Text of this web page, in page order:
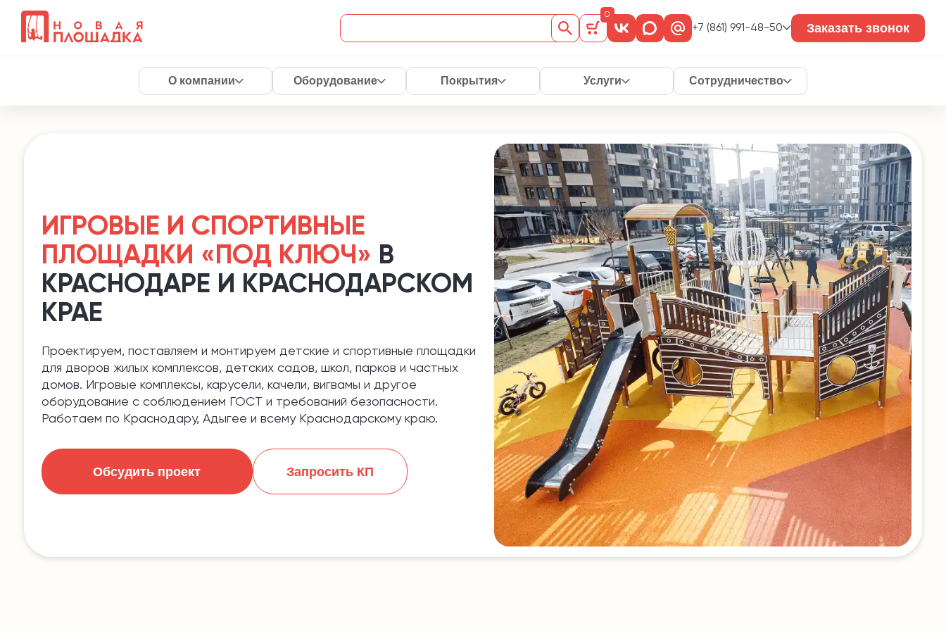
0
+7 (861) 991-48-50 Заказать звонок
О компании Оборудование Покрытия Услуги Сотрудничество
ИГРОВЫЕ И СПОРТИВНЫЕ
ПЛОЩАДКИ «ПОД КЛЮЧ» В
КРАСНОДАРЕ И КРАСНОДАРСКОМ
КРАЕ
Проектируем, поставляем и монтируем детские и спортивные площадки
для дворов жилых комплексов, детских садов, школ, парков и частных
домов. Игровые комплексы, карусели, качели, вигвамы и другое
оборудование с соблюдением ГОСТ и требований безопасности.
Работаем по Краснодару, Адыгее и всему Краснодарскому краю.
Обсудить проект Запросить КП